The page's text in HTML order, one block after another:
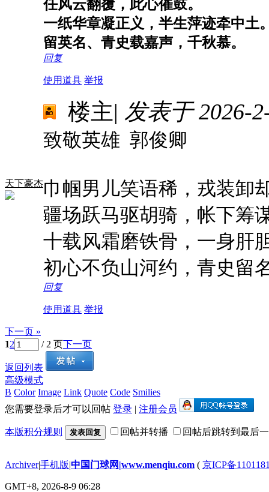
任风云翻覆，此心催鼓。
一纸华章凝正义，半生萍迹牵中土
留英名、青史载嘉声，千秋慕。
回复
使用道具 举报
天下豪杰
楼主| 发表于 2026-
致敬英雄 郭俊卿
巾帼男儿笑语稀，戎装卸
疆场跃马驱胡骑，帐下筹
十载风霜磨铁骨，一身肝
初心不负山河约，青史留
回复
使用道具 举报
下一页 »
12 / 2 页下一页
返回列表
高级模式
B Color Image Link Quote Code Smilies
您需要登录后才可以回帖 登录 | 注册会员
本版积分规则 发表回复 回帖并转播 回帖后跳转到最后
Archiver|手机版|中国门球网|www.menqiu.com ( 京ICP备
GMT+8, 2026-8-9 06:28